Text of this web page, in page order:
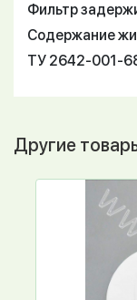
Фильтр
Содержание
ТУ 2642-001-
Другие